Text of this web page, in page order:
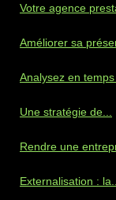
Votre agence
Améliorer sa
Analysez en temps
Une stratégie de...
Rendre une
Externalisation : la...